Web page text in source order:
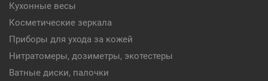
Кухонные весы
Косметические зеркала
Приборы для ухода за кожей
Нитратомеры, дозиметры, экотестеры
Ватные диски, палочки